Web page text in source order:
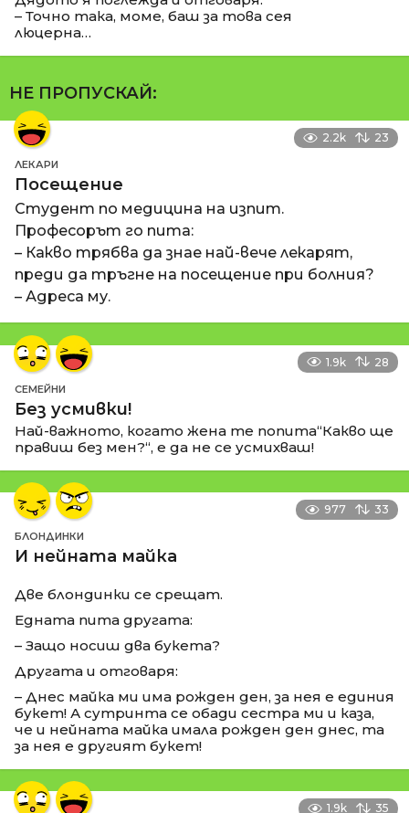
– Точно така, моме, баш за това сея
люцерна…
НЕ ПРОПУСКАЙ:
2.2k 23
ЛЕКАРИ
Посещение
Студент по медицина на изпит.
Професорът го пита:
– Какво трябва да знае най-вече лекарят,
преди да тръгне на посещение при болния?
– Адреса му.
1.9k 28
СЕМЕЙНИ
Без усмивки!
Най-важното, когато жена те попита“Какво ще
правиш без мен?“, е да не се усмихваш!
977 33
БЛОНДИНКИ
И нейната майка
Две блондинки се срещат.
Едната пита другата:
– Защо носиш два букета?
Другата и отговаря:
– Днес майка ми има рожден ден, за нея е единия
букет! А сутринта се обади сестра ми и каза,
че и нейната майка имала рожден ден днес, та
за нея е другият букет!
1.9k 35